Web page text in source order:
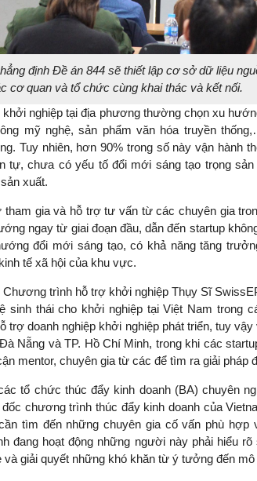
định Đề án 844 sẽ thiết lập cơ sở dữ liệu
cơ quan và tổ chức cùng khai thác và kết nối.
khởi nghiệp tại địa phương thường chọn xu
mỹ nghệ, sản phẩm văn hóa truyền
Tuy nhiên, hơn 90% trong số này vận hành
tự, chưa có yếu tố đổi mới sáng tạo trọng
xuất.
tham gia và hỗ trợ tư vấn từ các chuyên gia
ngay từ giai đoạn đầu, dẫn đến startup
đổi mới sáng tạo, có khả năng tăng
tế xã hội của khu vực.
Chương trình hỗ trợ khởi nghiệp Thụy Sĩ
sinh thái cho khởi nghiệp tại Việt Nam trong
doanh nghiệp khởi nghiệp phát triển, tuy
Nẵng và TP. Hồ Chí Minh, trong khi các
mentor, chuyên gia từ các để tìm ra giải pháp
tổ chức thúc đẩy kinh doanh (BA) chuyên
chương trình thúc đẩy kinh doanh của
tìm đến những chuyên gia cố vấn phù hợp
đang hoạt động những người này phải hiểu
và giải quyết những khó khăn từ ý tưởng đến mô
Phó Viện trưởng
việc phải làm
và trên thực tế
hành như tăng
học công
các cơ chế
Việc sử dụng
sách tài khóa
nghĩa hỗ trợ
đóng vai trò
tăng trưởng